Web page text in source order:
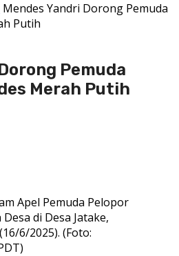
Mendes Yandri Dorong Pemuda
Putih
Pemuda
Merah Putih
Apel Pemuda Pelopor
di Desa Jatake,
6/2025). (Foto: